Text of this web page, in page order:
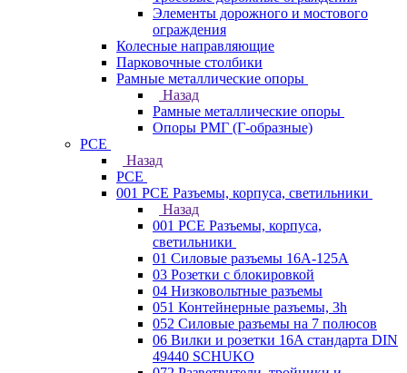
Элементы дорожного и мостового
ограждения
Колесные направляющие
Парковочные столбики
Рамные металлические опоры
Назад
Рамные металлические опоры
Опоры РМГ (Г-образные)
PCE
Назад
PCE
001 PCE Разъемы, корпуса, светильники
Назад
001 PCE Разъемы, корпуса,
светильники
01 Силовые разъемы 16А-125А
03 Розетки с блокировкой
04 Низковольтные разъемы
051 Контейнерные разъемы, 3h
052 Силовые разъемы на 7 полюсов
06 Вилки и розетки 16A стандарта DIN
49440 SCHUKO